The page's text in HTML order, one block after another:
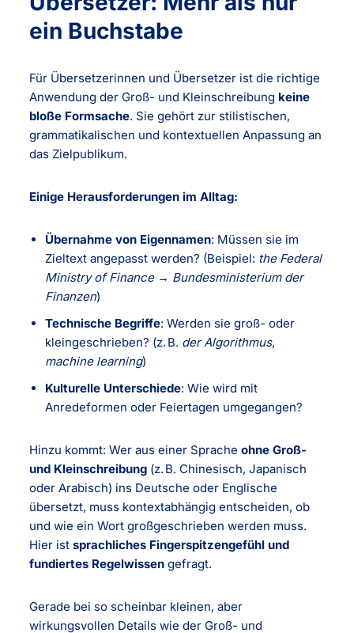
ein Buchstabe
Für Übersetzerinnen und Übersetzer ist die richtige
Anwendung der Groß- und Kleinschreibung keine
bloße Formsache. Sie gehört zur stilistischen,
grammatikalischen und kontextuellen Anpassung an
das Zielpublikum.
Einige Herausforderungen im Alltag:
Übernahme von Eigennamen: Müssen sie im
Zieltext angepasst werden? (Beispiel: the Federal
Ministry of Finance→ Bundesministerium der
Finanzen)
Technische Begriffe: Werden sie groß- oder
kleingeschrieben? (z. B. der Algorithmus,
machine learning)
Kulturelle Unterschiede: Wie wird mit
Anredeformen oder Feiertagen umgegangen?
Hinzu kommt: Wer aus einer Spracheohne Groß-
und Kleinschreibung (z. B. Chinesisch, Japanisch
oder Arabisch) ins Deutsche oder Englische
übersetzt, muss kontextabhängig entscheiden, ob
und wie ein Wort großgeschrieben werden muss.
Hier istsprachliches Fingerspitzengefühl und
fundiertes Regelwissen gefragt.
Gerade bei so scheinbar kleinen, aber
wirkungsvollen Details wie der Groß- und